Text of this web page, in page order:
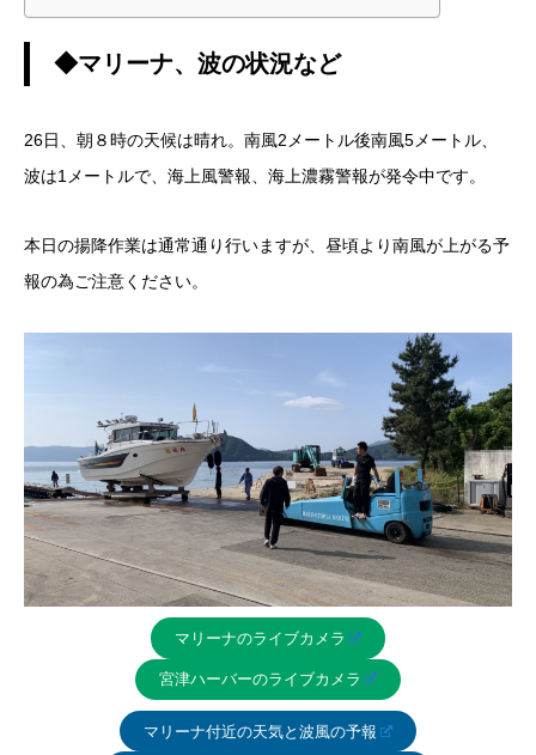
◆マリーナ、波の状況など
26日、朝８時の天候は晴れ。南風2メートル後南風5メートル、
波は1メートルで、海上風警報、海上濃霧警報が発令中です。
本日の揚降作業は通常通り行いますが、昼頃より南風が上がる予
報の為ご注意ください。
マリーナのライブカメラ
宮津ハーバーのライブカメラ
マリーナ付近の天気と波風の予報